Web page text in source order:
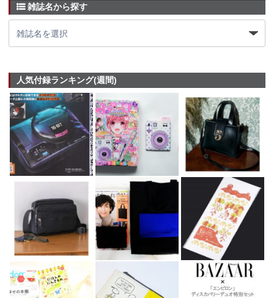
雑誌名から探す
人気付録ランキング(週間)